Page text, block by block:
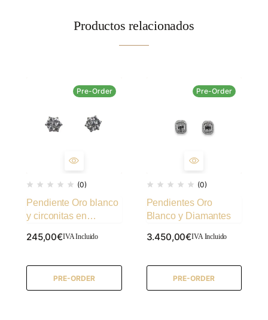
Productos relacionados
Pre-Order
(0)
Pendiente Oro blanco
y circonitas en
245,00€IVA Incluido
PRE-ORDER
Pre-Order
(0)
Pendientes Oro
Blanco y Diamantes
3.450,00€IVA Incluido
PRE-ORDER